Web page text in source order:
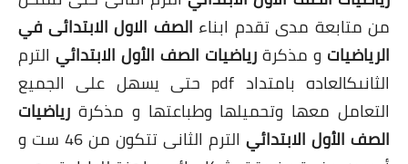
من متابعة مدى تقدم ابناء الصف الاول الابتدائى في
الرياضيات و مذكرةرياضيات الصف الأول الابتدائي الترم
الثانىكالعاده بامتداد pdf حتى يسهل على الجميع
التعامل معها وتحميلها وطباعتها و مذكرة رياضيات
الصف الأول الابتدائي
الترم الثانى تتكون من 46 ست و